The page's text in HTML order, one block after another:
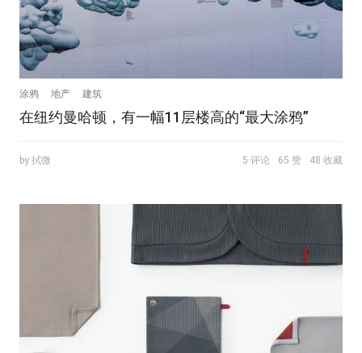
涂鸦 地产 建筑
在纽约曼哈顿，有一幅11层楼高的“最大涂鸦”
by 拭微 5 评论 65 赞 48 收藏